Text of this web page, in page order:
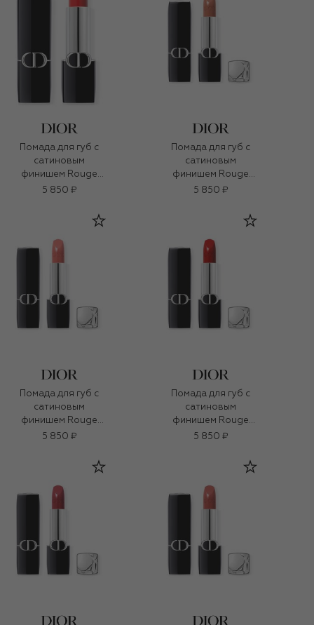
Помада для губ с
сатиновым
финишем Rouge
Dior, оттенок 453
5 850 ₽
Помада для губ с
сатиновым
финишем Rouge
Dior, оттенок 240
5 850 ₽
Помада для губ с
сатиновым
финишем Rouge
Dior, оттенок 365
5 850 ₽
Помада для губ с
сатиновым
финишем Rouge
Dior, оттенок 999
5 850 ₽